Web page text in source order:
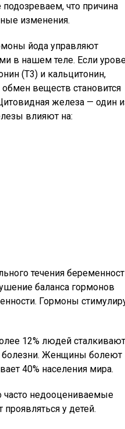
что причина
изменения.
йода управляют
в нашем теле. Если
(Т3) и кальцитонин,
веществ становится
железа — один
влияют на:
течения
баланса гормонов
Гормоны
12% людей
болезни. Женщины болеют
40% населения мира.
часто недооцениваемые
у детей.